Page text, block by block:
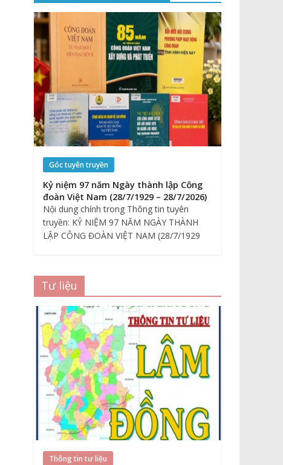
Góc tuyên truyền
Kỷ niệm 97 năm Ngày thành lập Công
đoàn Việt Nam (28/7/1929 – 28/7/2026)
Nội dung chính trong Thông tin tuyên
truyền: KỶ NIỆM 97 NĂM NGÀY THÀNH
LẬP CÔNG ĐOÀN VIỆT NAM (28/7/1929
Tư liệu
Thông tin tư liệu